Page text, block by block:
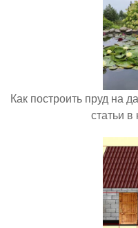
Как построить пруд на
статьи